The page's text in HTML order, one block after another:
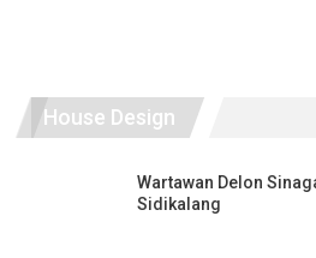
House Design
Wartawan Delon
Sidikalang